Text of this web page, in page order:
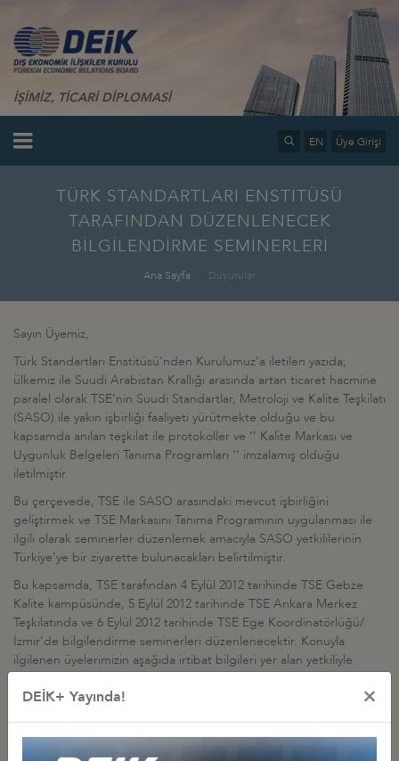
İŞİMİZ, TİCARİ DİPLOMASİ
EN Üye Girişi
TÜRK STANDARTLARI ENSTİTÜSÜ
TARAFINDAN DÜZENLENECEK
BİLGİLENDİRME SEMİNERLERİ
Ana Sayfa Duyurular
Sayın Üyemiz,
Türk Standartları Enstitüsü’nden Kurulumuz’a iletilen yazıda;
ülkemiz ile Suudi Arabistan Krallığı arasında artan ticaret hacmine
paralel olarak TSE’nin Suudi Standartlar, Metroloji ve Kalite Teşkilatı
(SASO) ile yakın işbirliği faaliyeti yürütmekte olduğu ve bu
kapsamda anılan teşkilat ile protokoller ve ‘’ Kalite Markası ve
Uygunluk Belgeleri Tanıma Programları ‘’ imzalamış olduğu
iletilmiştir.
Bu çerçevede, TSE ile SASO arasındaki mevcut işbirliğini
geliştirmek ve TSE Markasını Tanıma Programının uygulanması ile
ilgili olarak seminerler düzenlemek amacıyla SASO yetkililerinin
Türkiye’ye bir ziyarette bulunacakları belirtilmiştir.
Bu kapsamda, TSE tarafından 4 Eylül 2012 tarihinde TSE Gebze
Kalite kampüsünde, 5 Eylül 2012 tarihinde TSE Ankara Merkez
Teşkilatında ve 6 Eylül 2012 tarihinde TSE Ege Koordinatörlüğü/
İzmir’de bilgilendirme seminerleri düzenlenecektir. Konuyla
ilgilenen üyelerimizin aşağıda irtibat bilgileri yer alan yetkiliyle
Konuyu bilgilerinize saygılarımla sunarım.
DEİK+ Yayında! ×